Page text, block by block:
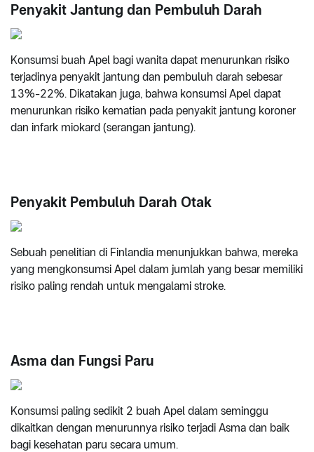
Penyakit Jantung dan Pembuluh Darah
Konsumsi buah Apel bagi wanita dapat menurunkan risiko
terjadinya penyakit jantung dan pembuluh darah sebesar
13%-22%. Dikatakan juga, bahwa konsumsi Apel dapat
menurunkan risiko kematian pada penyakit jantung koroner
dan infark miokard (serangan jantung).
Penyakit Pembuluh Darah Otak
Sebuah penelitian di Finlandia menunjukkan bahwa, mereka
yang mengkonsumsi Apel dalam jumlah yang besar memiliki
risiko paling rendah untuk mengalami stroke.
Asma dan Fungsi Paru
Konsumsi paling sedikit 2 buah Apel dalam seminggu
dikaitkan dengan menurunnya risiko terjadi Asma dan baik
bagi kesehatan paru secara umum.